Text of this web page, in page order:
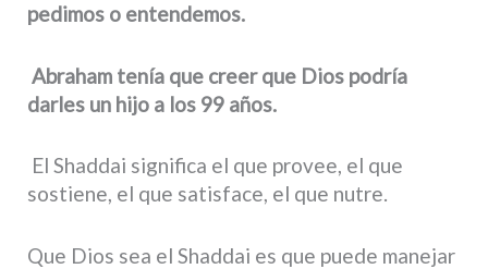
pedimos o entendemos.
Abraham tenía que creer que Dios podría
darles un hijo a los 99 años.
El Shaddai significa el que provee, el que
sostiene, el que satisface, el que nutre.
Que Dios sea el Shaddai es que puede manejar